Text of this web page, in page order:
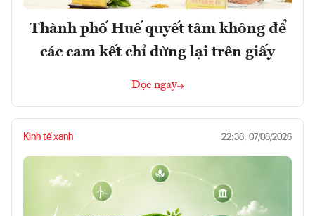
Thành phố Huế quyết tâm không để
các cam kết chỉ dừng lại trên giấy
Đọc ngay
Kinh tế xanh 22:38, 07/08/2026